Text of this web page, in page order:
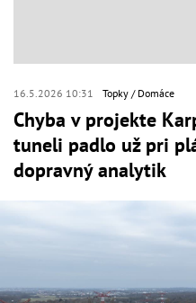
16.5.2026 10:31 Topky Domáce
Chyba v projekte
tuneli padlo už pri
dopravný analytik